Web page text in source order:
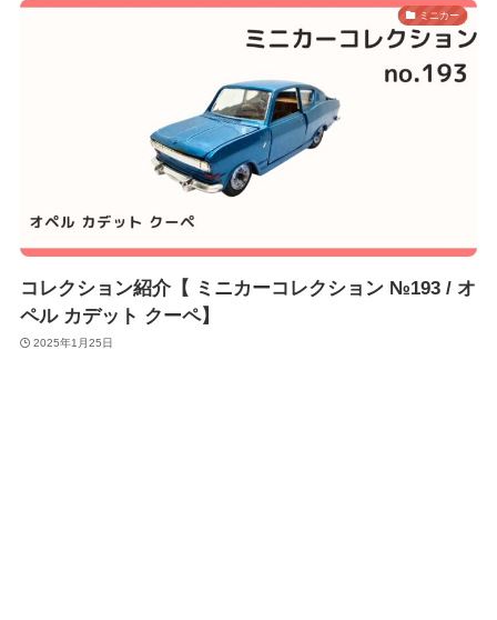
ミニカー
コレクション紹介【 ミニカーコレクション №193 / オ
ペル カデット クーペ】
2025年1月25日